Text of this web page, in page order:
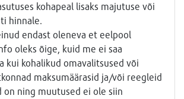
kohapeal lisaks majutuse või
hinnale.
endast oleneva et eelpool
oleks õige, kuid me ei saa
kui kohalikud omavalitsused või
maksumäärasid ja/või reegleid
on ning muutused ei ole siin